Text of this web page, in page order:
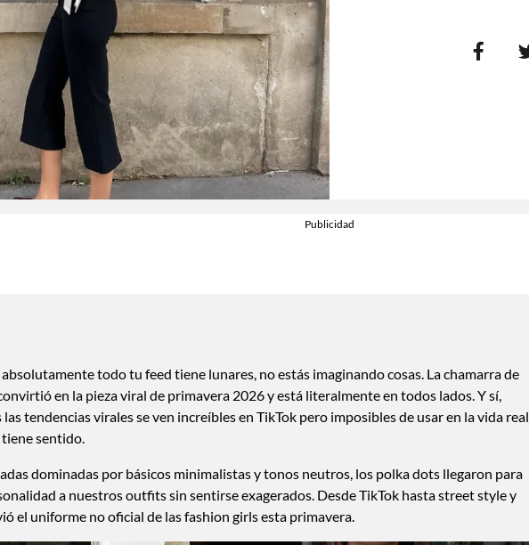
todo tu feed tiene lunares, no estás imaginando cosas. La chamarra de
en la pieza viral de primavera 2026 y está literalmente en todos lados. Y sí,
las tendencias virales se ven increíbles en TikTok pero imposibles de usar en la vida
sentido.
dominadas por básicos minimalistas y tonos neutros, los polka dots llegaron para
a nuestros outfits sin sentirse exagerados. Desde TikTok hasta street style y
el uniforme no oficial de las fashion girls esta primavera.